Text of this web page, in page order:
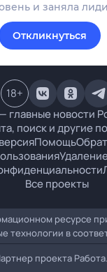
и заняла
Откликнуться
главные новости
поиск и другие
Помощь
Все проекты
18+
ресурсе
технологии в
проекта